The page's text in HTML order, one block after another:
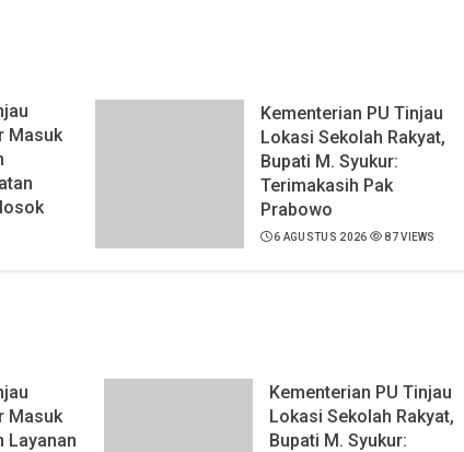
Masuk
Kementerian PU Tinjau
Lokasi Sekolah Rakyat,
Bupati M. Syukur:
Terimakasih Pak
Prabowo
6 AGUSTUS 2026 87 VIEWS
Masuk
Layanan
Kementerian PU Tinjau
Lokasi Sekolah Rakyat,
Bupati M. Syukur: